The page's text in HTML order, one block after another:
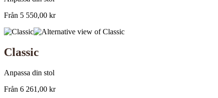
Från 5 550,00 kr
Classic
Anpassa din stol
Från 6 261,00 kr